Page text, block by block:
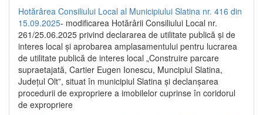
Hotărârea Consiliului Local al Municipiului Slatina nr. 416 din
15.09.2025- modificarea Hotărârii Consiliului Local nr.
261/25.06.2025 privind declararea de utilitate publică și de
interes local și aprobarea amplasamentului pentru lucrarea
de utilitate publică de interes local „Construire parcare
supraetajată, Cartier Eugen Ionescu, Muncipiul Slatina,
Județul Olt”, situat în municipiul Slatina și declanșarea
procedurii de expropriere a imobilelor cuprinse în coridorul
de expropriere